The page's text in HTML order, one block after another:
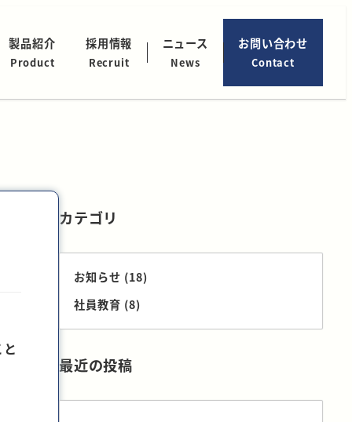
製品紹介
Product
採用情報
Recruit
ニュース
News
お問い合わせ
Contact
カテゴリ
お知らせ (18)
社員教育 (8)
最近の投稿